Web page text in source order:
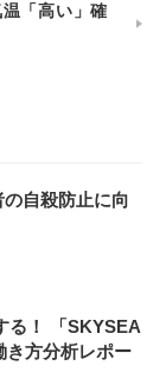
「高い」確
自殺防止に向
る！ 「SKYSEA
方分析レポー